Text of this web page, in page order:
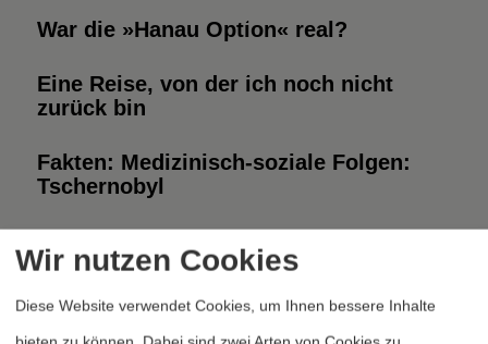
War die »Hanau Option« real?
Eine Reise, von der ich noch nicht
zurück bin
Fakten: Medizinisch-soziale Folgen:
Tschernobyl
Bewegung
Seite 2 von 5
1 2 4 5
Wir nutzen Cookies
Diese Website verwendet Cookies, um Ihnen bessere Inhalte